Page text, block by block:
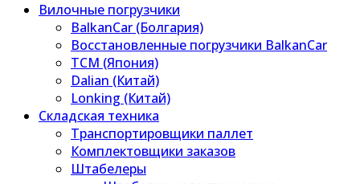
Вилочные погрузчики
BalkanCar (Болгария)
Восстановленные погрузчики BalkanCar
TCM (Япония)
Dalian (Китай)
Lonking (Китай)
Складская техника
Транспортировщики паллет
Комплектовщики заказов
Штабелеры